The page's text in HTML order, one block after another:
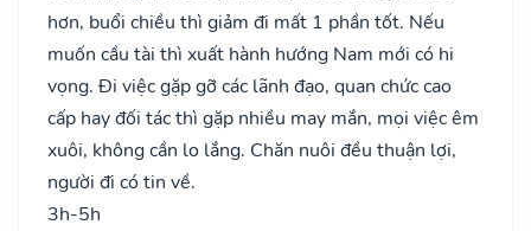
hơn, buổi chiều thì giảm đi mất 1 phần tốt. Nếu
muốn cầu tài thì xuất hành hướng Nam mới có hi
vọng. Đi việc gặp gỡ các lãnh đạo, quan chức cao
cấp hay đối tác thì gặp nhiều may mắn, mọi việc êm
xuôi, không cần lo lắng. Chăn nuôi đều thuận lợi,
người đi có tin về.
3h-5h